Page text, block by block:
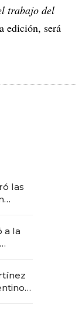
trabajo del
edición, será
las
a la